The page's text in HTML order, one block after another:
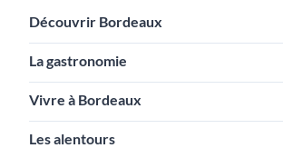
Découvrir Bordeaux
La gastronomie
Vivre à Bordeaux
Les alentours